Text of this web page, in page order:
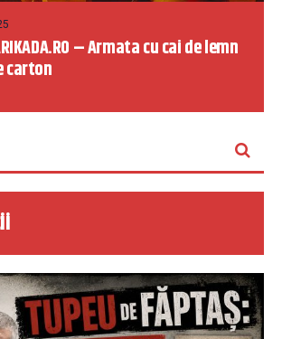
– Armata cu cai de lemn
carton